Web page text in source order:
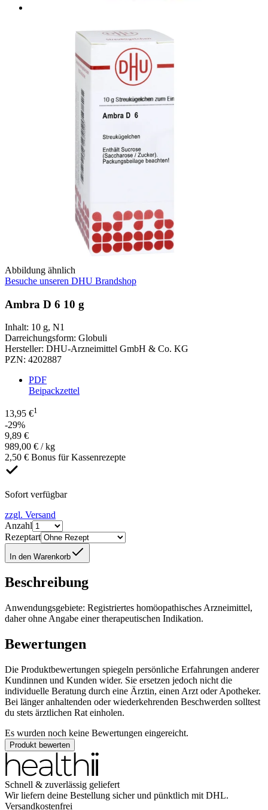
Abbildung ähnlich
Besuche unseren DHU Brandshop
Ambra D 6 10 g
Inhalt: 10 g, N1
Darreichungsform: Globuli
Hersteller: DHU-Arzneimittel GmbH & Co. KG
PZN: 4202887
PDF
Beipackzettel
13,95 €1
-29%
9,89 €
989,00 € / kg
2,50 € Bonus für Kassenrezepte
Sofort verfügbar
zzgl. Versand
Anzahl
Rezeptart
In den Warenkorb
Beschreibung
Anwendungsgebiete: Registriertes homöopathisches Arzneimittel,
daher ohne Angabe einer therapeutischen Indikation.
Bewertungen
Die Produktbewertungen spiegeln persönliche Erfahrungen anderer
Kundinnen und Kunden wider. Sie ersetzen jedoch nicht die
individuelle Beratung durch eine Ärztin, einen Arzt oder Apotheker.
Bei länger anhaltenden oder wiederkehrenden Beschwerden solltest
du stets ärztlichen Rat einholen.
Es wurden noch keine Bewertungen eingereicht.
Produkt bewerten
Schnell & zuverlässig geliefert
Wir liefern deine Bestellung sicher und pünktlich mit DHL.
Versandkostenfrei